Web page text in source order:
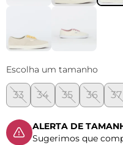
Escolha um tamanho
33 34 35 36 37
ALERTA DE
Sugerimos que